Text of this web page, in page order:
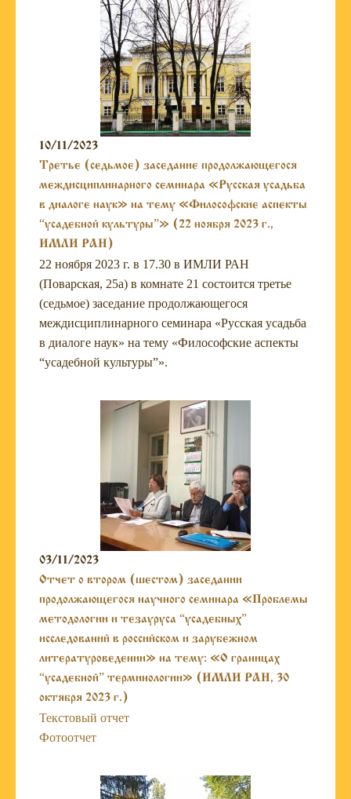
10/11/2023
Третье (седьмое) заседание продолжающегося
междисциплинарного семинара «Русская усадьба
в диалоге наук» на тему «Философские аспекты
“усадебной культуры”» (22 ноября 2023 г.,
ИМЛИ РАН)
22 ноября 2023 г. в 17.30 в ИМЛИ РАН
(Поварская, 25а) в комнате 21 состоится третье
(седьмое) заседание продолжающегося
междисциплинарного семинара «Русская усадьба
в диалоге наук» на тему «Философские аспекты
“усадебной культуры”».
03/11/2023
Отчет о втором (шестом) заседании
продолжающегося научного семинара «Проблемы
методологии и тезауруса “усадебных”
исследований в российском и зарубежном
литературоведении» на тему: «О границах
“усадебной” терминологии» (ИМЛИ РАН, 30
октября 2023 г.)
Текстовый отчет
Фотоотчет